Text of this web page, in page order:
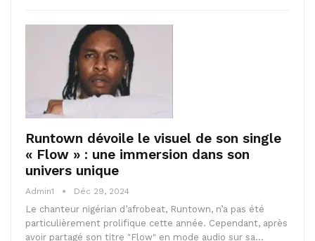
Runtown dévoile le visuel de son single
« Flow » : une immersion dans son
univers unique
Admin1 Déc 29, 2024
Le chanteur nigérian d’afrobeat, Runtown, n’a pas été
particulièrement prolifique cette année. Cependant, après
avoir partagé son titre "Flow" en mode audio sur sa…